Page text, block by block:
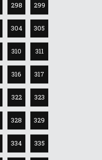
298 299
304 305
310 311
316 317
322 323
328 329
334 335